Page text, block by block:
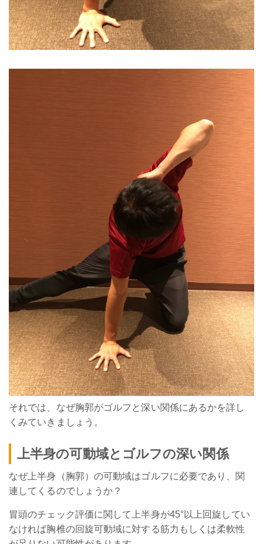
それでは、なぜ胸郭がゴルフと深い関係にあるかを詳し
くみていきましょう。
上半身の可動域とゴルフの深い関係
なぜ上半身（胸郭）の可動域はゴルフに必要であり、関
連してくるのでしょうか？
冒頭のチェック評価に関して上半身が45°以上回旋してい
なければ胸椎の回旋可動域に対する筋力もしくは柔軟性